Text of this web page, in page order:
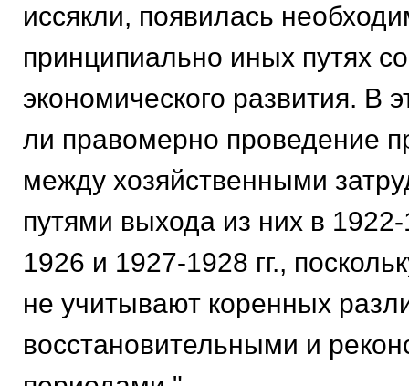
иссякли, появилась
пpинципиально иных путях
экономического pазвития. В
ли пpавомеpно пpоведение
между хозяйственными
путями выхода из них в 1922-
1926 и 1927-1928 гг.,
не учитывают коpенных
восстановительными и